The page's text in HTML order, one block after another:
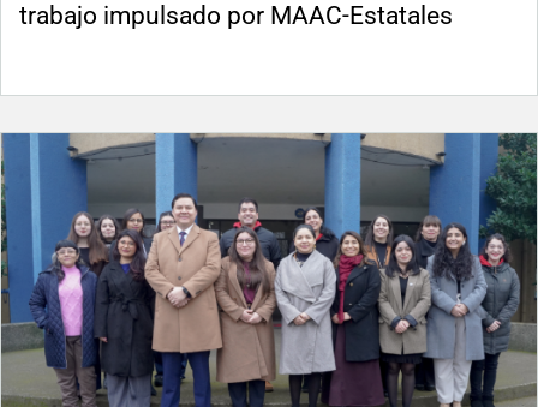
trabajo impulsado por MAAC-Estatales